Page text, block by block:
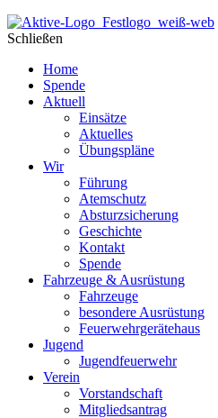
Schließen
Home
Spende
Aktuell
Einsätze
Aktuelles
Übungspläne
Wir
Führung
Atemschutz
Absturzsicherung
Geschichte
Kontakt
Spende
Fahrzeuge & Ausrüstung
Fahrzeuge
besondere Ausrüstung
Feuerwehrgerätehaus
Jugend
Jugendfeuerwehr
Verein
Vorstandschaft
Mitgliedsantrag